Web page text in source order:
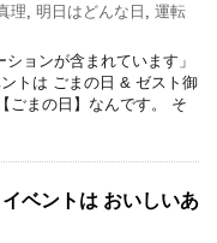
理 明日はどんな日
運転
ョンが含まれています」
トは ごまの日 & ゼスト御
ごまの日】なんです。 そ
ベントは おいしいあ